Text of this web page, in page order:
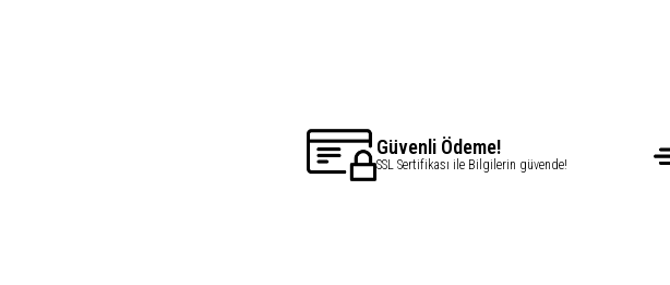
Güvenli Ödeme!
SSL Sertifikası ile Bilgilerin güvende!